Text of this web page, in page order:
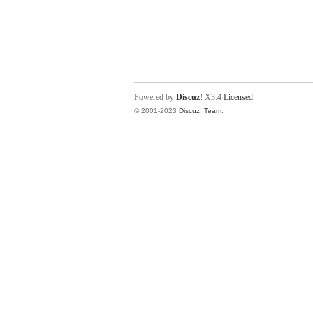
Powered by Discuz! X3.4 Licensed
© 2001-2023 Discuz! Team